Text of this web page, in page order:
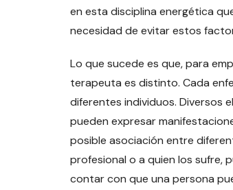
en esta disciplina energética
necesidad de evitar estos
Lo que sucede es que, para
terapeuta es distinto. Cada
diferentes individuos. Diversos
pueden expresar
posible asociación entre
profesional o a quien los sufre,
contar con que una persona